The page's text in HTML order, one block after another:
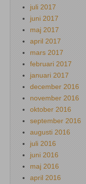
juli 2017
juni 2017
maj 2017
april 2017
mars 2017
februari 2017
januari 2017
december 2016
november 2016
oktober 2016
september 2016
augusti 2016
juli 2016
juni 2016
maj 2016
april 2016